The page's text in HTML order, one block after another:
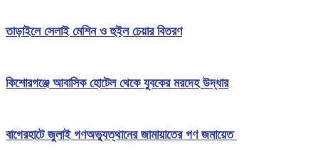
তাড়াইলে সেলাই মেশিন ও হুইল চেয়ার বিতরণ
কিশোরগঞ্জে আবাসিক হোটেল থেকে যুবকের মরদেহ উদ্ধার
বাগেরহাটে জুলাই গণঅভ্যুত্থানের জামায়াতের গণ জমায়েত